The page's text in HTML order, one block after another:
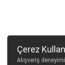
Çerez
Alışveriş